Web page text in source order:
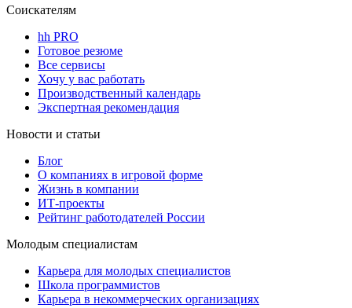
Соискателям
hh PRO
Готовое резюме
Все сервисы
Хочу у вас работать
Производственный календарь
Экспертная рекомендация
Новости и статьи
Блог
О компаниях в игровой форме
Жизнь в компании
ИТ-проекты
Рейтинг работодателей России
Молодым специалистам
Карьера для молодых специалистов
Школа программистов
Карьера в некоммерческих организациях